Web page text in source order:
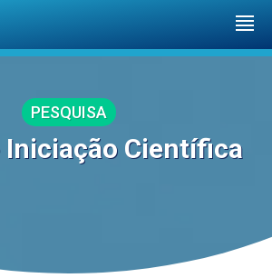
PESQUISA
Iniciação Científica